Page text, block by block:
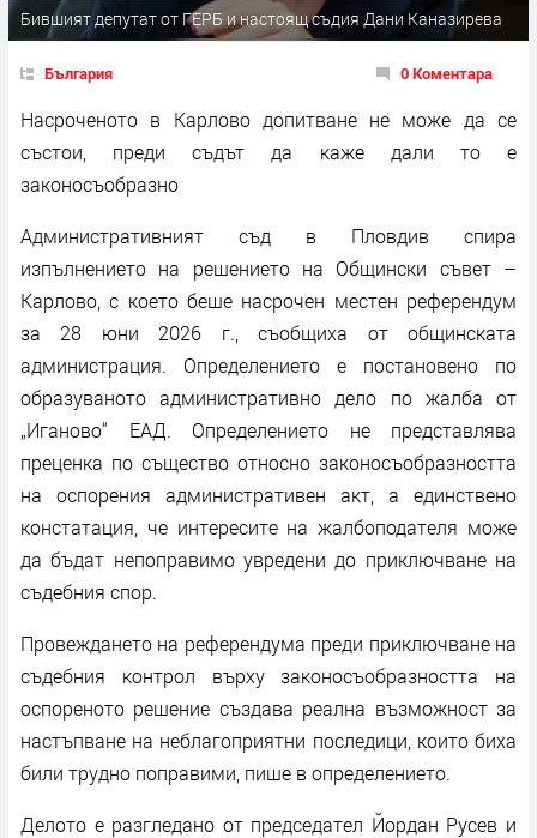
Бившият депутат от ГЕРБ и настоящ съдия Дани Каназирева
България 0 Коментара
Насроченото в Карлово допитване не може да се
състои, преди съдът да каже дали то е
законосъобразно
Административният съд в Пловдив спира
изпълнението на решението на Общински съвет –
Карлово, с което беше насрочен местен референдум
за 28 юни 2026 г., съобщиха от общинската
администрация. Определението е постановено по
образуваното административно дело по жалба от
„Иганово“ ЕАД. Определението не представлява
преценка по същество относно законосъобразността
на оспорения административен акт, а единствено
констатация, че интересите на жалбоподателя може
да бъдат непоправимо увредени до приключване на
съдебния спор.
Провеждането на референдума преди приключване на
съдебния контрол върху законосъобразността на
оспореното решение създава реална възможност за
настъпване на неблагоприятни последици, които биха
били трудно поправими, пише в определението.
Делото е разгледано от председател Йордан Русев и